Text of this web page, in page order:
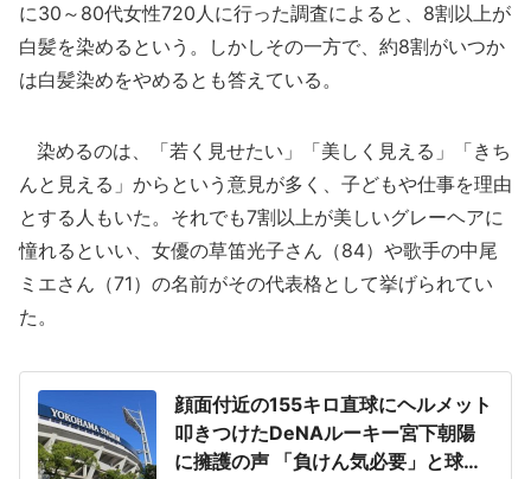
に30～80代女性720人に行った調査によると、8割以上が
白髪を染めるという。しかしその一方で、約8割がいつか
は白髪染めをやめるとも答えている。
染めるのは、「若く見せたい」「美しく見える」「きち
んと見える」からという意見が多く、子どもや仕事を理由
とする人もいた。それでも7割以上が美しいグレーヘアに
憧れるといい、女優の草笛光子さん（84）や歌手の中尾
ミエさん（71）の名前がその代表格として挙げられてい
た。
顔面付近の155キロ直球にヘルメット
叩きつけたDeNAルーキー宮下朝陽
に擁護の声 「負けん気必要」と球団